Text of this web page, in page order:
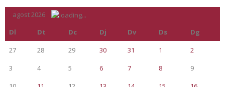
agost 2026
Dl
Dt Dc Dj Dv Ds
Dg
27
28 29 30 31 1
2
3
4 5 6 7 8
9